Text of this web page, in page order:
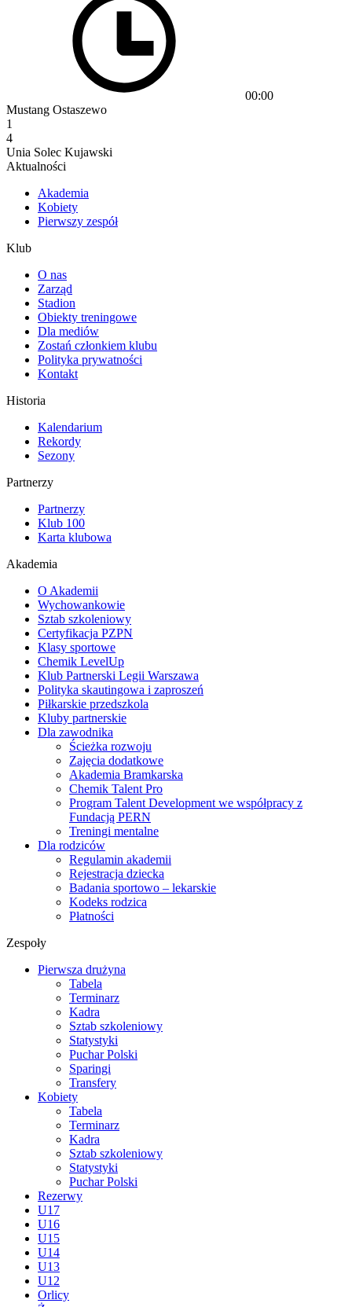
00:00
Mustang Ostaszewo
1
4
Unia Solec Kujawski
Aktualności
Akademia
Kobiety
Pierwszy zespół
Klub
O nas
Zarząd
Stadion
Obiekty treningowe
Dla mediów
Zostań członkiem klubu
Polityka prywatności
Kontakt
Historia
Kalendarium
Rekordy
Sezony
Partnerzy
Partnerzy
Klub 100
Karta klubowa
Akademia
O Akademii
Wychowankowie
Sztab szkoleniowy
Certyfikacja PZPN
Klasy sportowe
Chemik LevelUp
Klub Partnerski Legii Warszawa
Polityka skautingowa i zaproszeń
Piłkarskie przedszkola
Kluby partnerskie
Dla zawodnika
Ścieżka rozwoju
Zajęcia dodatkowe
Akademia Bramkarska
Chemik Talent Pro
Program Talent Development we współpracy z
Fundacją PERN
Treningi mentalne
Dla rodziców
Regulamin akademii
Rejestracja dziecka
Badania sportowo – lekarskie
Kodeks rodzica
Płatności
Zespoły
Pierwsza drużyna
Tabela
Terminarz
Kadra
Sztab szkoleniowy
Statystyki
Puchar Polski
Sparingi
Transfery
Kobiety
Tabela
Terminarz
Kadra
Sztab szkoleniowy
Statystyki
Puchar Polski
Rezerwy
U17
U16
U15
U14
U13
U12
Orlicy